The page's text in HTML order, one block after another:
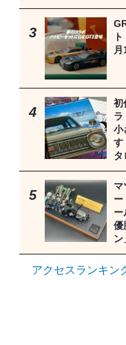
初
小
す
タ
マ
ー
ー
優
アクセスランキン